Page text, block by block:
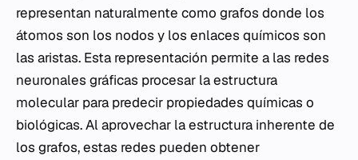
representan naturalmente como grafos donde los
átomos son los nodos y los enlaces químicos son
las aristas. Esta representación permite a las redes
neuronales gráficas procesar la estructura
molecular para predecir propiedades químicas o
biológicas. Al aprovechar la estructura inherente de
los grafos, estas redes pueden obtener